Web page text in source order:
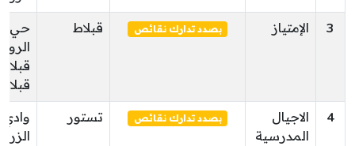
3
الإمتياز بصدد تدارك نقائص قبلاط
حي
قبلاط
قبلاط
4
الاجيال
المدرسية
بصدد تدارك نقائص تستور
وادي